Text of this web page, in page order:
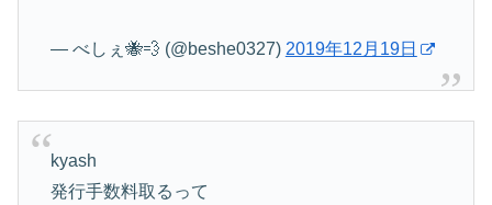
— べしぇ🐝💨 (@beshe0327) 2019年12月19日
kyash
発行手数料取るって